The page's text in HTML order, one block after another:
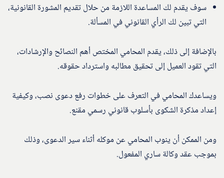
سوف يقدم لك المساعدة اللازمة من حلال تقديم المشورة القانونية،
التي تبين لك الرأي القانوني في المسألة.
بالإضافة إلى ذلك، يقدم المحامي المختص أهم النصائح والإرشادات،
التي تقود العميل إلى تحقيق مطالبه واسترداد حقوقه.
ويساعدك المحامي في التعرف على خطوات رفع دعوى نصب، وكيفية
إعداد مذكرة الشكوى بأسلوب قانوني رسمي مقنع.
ومن الممكن أن ينوب المحامي عن موكله أثناء سير الدعوى، وذلك
بموجب عقد وكالة ساري المفعول.